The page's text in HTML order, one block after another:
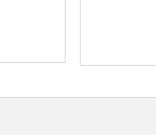
業範
があ